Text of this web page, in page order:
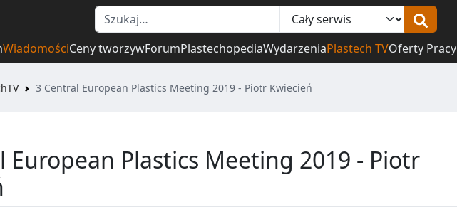
WiadomościCeny tworzywForumPlastechopediaWydarzeniaPlastech TVOferty Pracy
3 Central European Plastics Meeting 2019 - Piotr Kwiecień
European Plastics Meeting 2019 - Piotr